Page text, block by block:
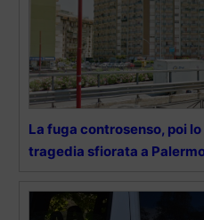
La fuga controsenso, poi
tragedia sfiorata a